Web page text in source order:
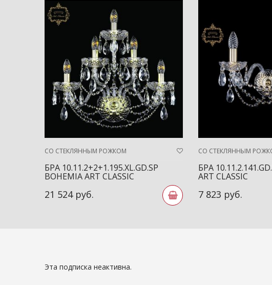
СО СТЕКЛЯННЫМ РОЖКОМ
БРА 10.11.2+2+1.195.XL.GD.SP
BOHEMIA ART CLASSIC
21 524 руб.
СО СТЕКЛЯННЫМ
БРА
ART CLASSIC
7 823 руб.
Эта подписка неактивна.